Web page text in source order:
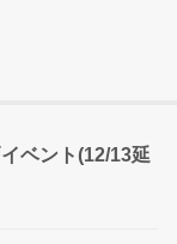
ベント(12/13延